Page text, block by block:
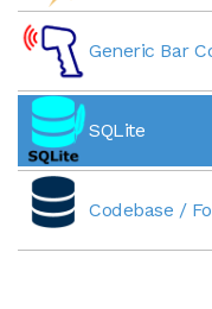
Generic Bar
SQLite
Codebase /